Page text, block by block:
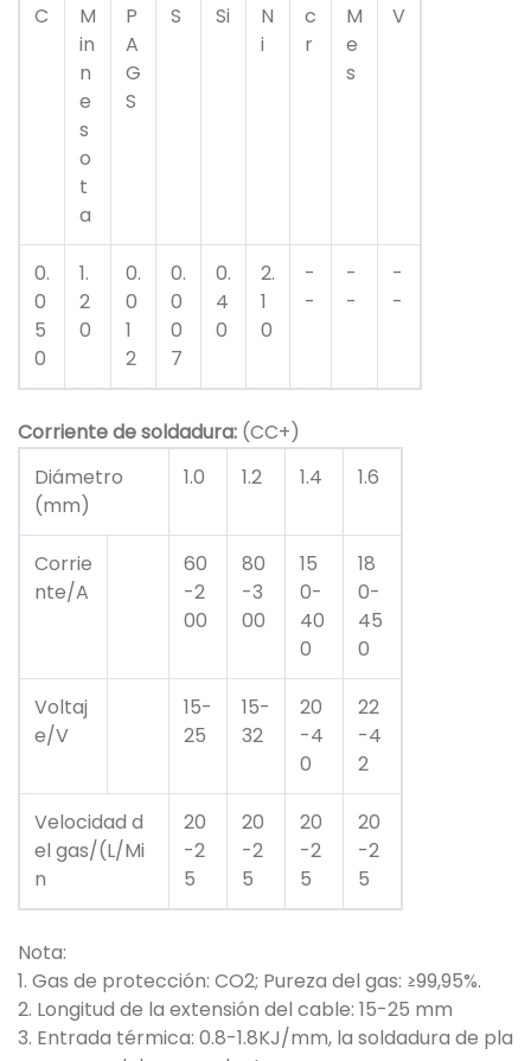
C
M
in
n
e
s
o
t
a
P
A
G
S
S Si
N
i
c
r
M
e
s
V
0.
0
5
0
1.
2
0
0.
0
1
2
0.
0
0
7
0.
4
0
2.
1
0
-
-
-
-
-
-
Corriente de soldadura: (CC+)
Diámetro
(mm)
1.0 1.2 1.4 1.6
Corrie
nte/A
60
-2
00
80
-3
00
15
0-
40
0
18
0-
45
0
Voltaj
e/V
15-
25
15-
32
20
-4
0
22
-4
2
Velocidad d
el gas/(L/Mi
n
20
-2
5
20
-2
5
20
-2
5
20
-2
5
Nota:
1. Gas de protección: CO2; Pureza del gas: ≥99,95%.
2. Longitud de la extensión del cable: 15-25 mm
3. Entrada térmica: 0.8-1.8KJ/mm, la soldadura de pla